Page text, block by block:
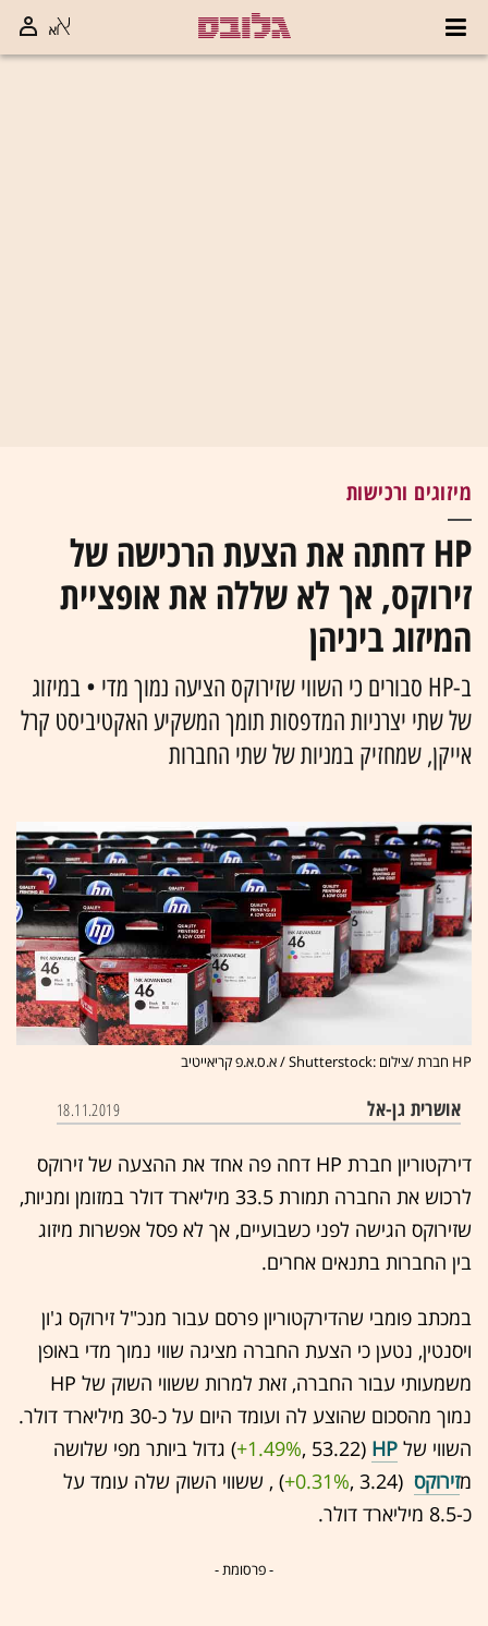
מיזוגים ורכישות
HP דחתה את הצעת הרכישה של
זירוקס, אך לא שללה את אופציית
המיזוג ביניהן
ב-HP סבורים כי השווי שזירוקס הציעה נמוך מדי • במיזוג
של שתי יצרניות המדפסות תומך המשקיע האקטיביסט קרל
אייקן, שמחזיק במניות של שתי החברות
HP חברת /צילום :Shutterstock / א.ס.א.פ קריאייטיב
אושרית גן-אל 18.11.2019
דירקטוריון חברת HP דחה פה אחד את ההצעה של זירוקס
לרכוש את החברה תמורת 33.5 מיליארד דולר במזומן ומניות,
שזירוקס הגישה לפני כשבועיים, אך לא פסל אפשרות מיזוג
בין החברות בתנאים אחרים.
במכתב פומבי שהדירקטוריון פרסם עבור מנכ"ל זירוקס ג'ון
ויסנטין, נטען כי הצעת החברה מציגה שווי נמוך מדי באופן
משמעותי עבור החברה, זאת למרות ששווי השוק של HP
נמוך מהסכום שהוצע לה ועומד היום על כ-30 מיליארד דולר.
השווי של HP
‏ (53.22 ,‎
+1.49%‏) גדול ביותר מפי שלושה
מזירוקס (3.24 ,‎
+0.31%‏) , ששווי השוק שלה עומד על
כ-8.5 מיליארד דולר.
- פרסומת -